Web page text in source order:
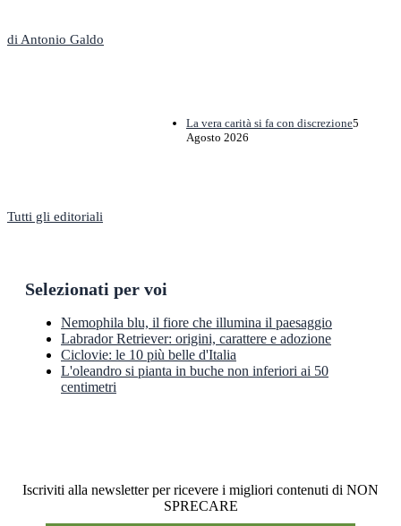
di Antonio Galdo
La vera carità si fa con discrezione5
Agosto 2026
Tutti gli editoriali
Selezionati per voi
Nemophila blu, il fiore che illumina il paesaggio
Labrador Retriever: origini, carattere e adozione
Ciclovie: le 10 più belle d'Italia
L'oleandro si pianta in buche non inferiori ai 50
centimetri
Iscriviti alla newsletter per ricevere i migliori contenuti di NON
SPRECARE